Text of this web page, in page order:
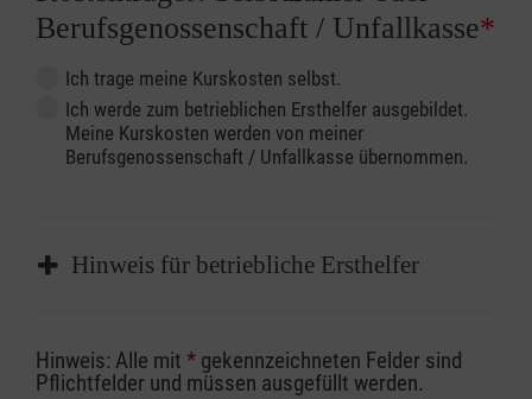
Berufsgenossenschaft / Unfallkasse*
Ich trage meine Kurskosten selbst.
Ich werde zum betrieblichen Ersthelfer ausgebildet.
Meine Kurskosten werden von meiner
Berufsgenossenschaft / Unfallkasse übernommen.
Hinweis für betriebliche Ersthelfer
Sofern Sie ein Kostenübernahmeverfahren
Ihrer Berufsgenossenschaft / Unfallkasse
Hinweis: Alle mit * gekennzeichneten Felder sind
Pflichtfelder und müssen ausgefüllt werden.